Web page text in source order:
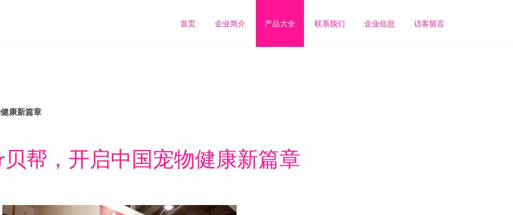
首页 企业简介 产品大全 联系我们 企业信息 访客留言
康新篇章
贝帮，开启中国宠物健康新篇章